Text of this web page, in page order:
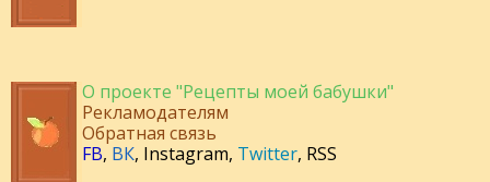
О проекте "Рецепты моей бабушки"
Рекламодателям
Обратная связь
FB, ВК, Instagram, Twitter, RSS